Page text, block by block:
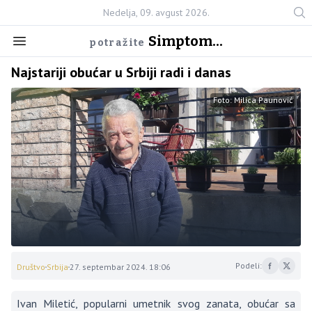
Nedelja, 09. avgust 2026.
potražite Simptom...
Najstariji obućar u Srbiji radi i danas
Foto: Milica Paunović
Društvo Srbija 27. septembar 2024. 18:06 Podeli:
Ivan Miletić, popularni umetnik svog zanata, obućar sa